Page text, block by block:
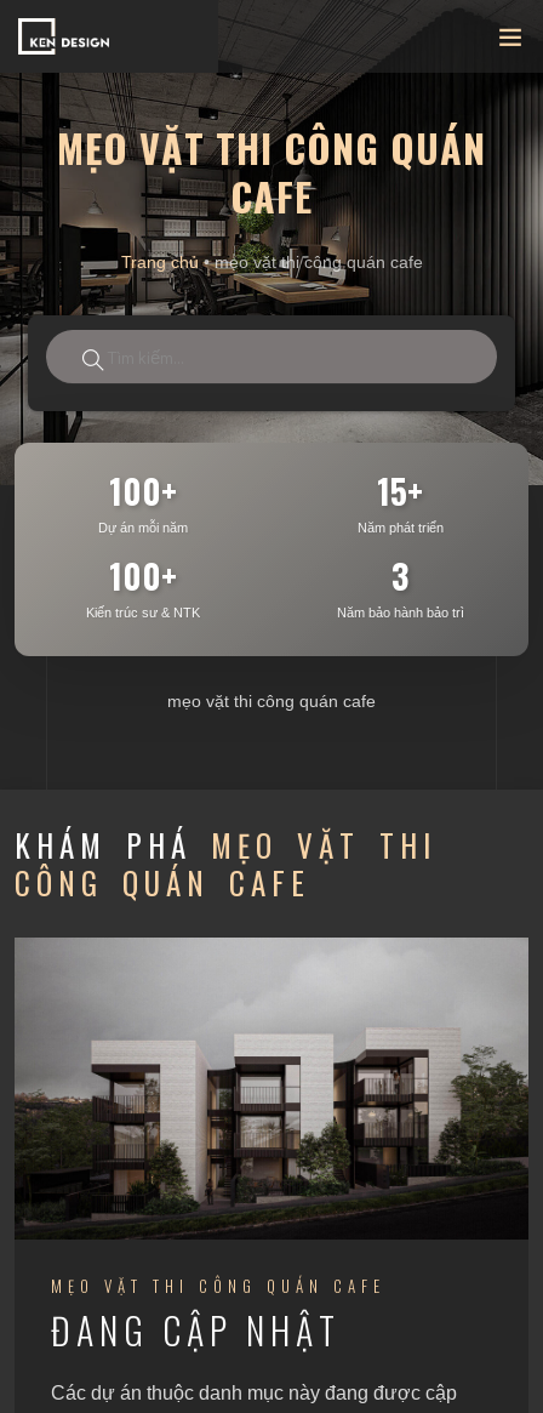
MẸO VẶT THI CÔNG QUÁN
CAFE
Trang chủ •mẹo vặt thi công quán cafe
100+
Dự án mỗi năm
15+
Năm phát triển
100+
Kiến trúc sư & NTK
3
Năm bảo hành bảo trì
mẹo vặt thi công quán cafe
KHÁM PHÁ MẸO VẶT THI
CÔNG QUÁN CAFE
MẸO VẶT THI CÔNG QUÁN CAFE
ĐANG CẬP NHẬT
Các dự án thuộc danh mục này đang được cập